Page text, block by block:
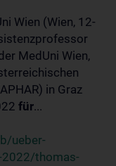
Wien (Wien, 12-
MedUni Wien,
in Graz
für...
ueber-
thomas-